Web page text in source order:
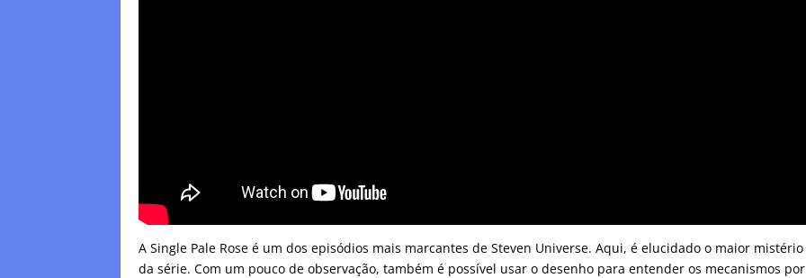
A Single Pale Rose é um dos episódios mais marcantes de Steven Universe. Aqui, é elucidado o maior mistério
da série. Com um pouco de observação, também é possível usar o desenho para entender os mecanismos por